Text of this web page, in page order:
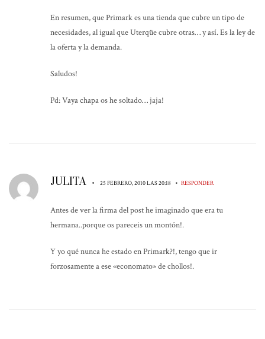
En resumen, que Primark es una tienda que cubre un tipo de
necesidades, al igual que Uterqüe cubre otras… y así. Es la ley de
la oferta y la demanda.
Saludos!
Pd: Vaya chapa os he soltado… jaja!
JULITA • 25 FEBRERO, 2010 LAS 20:18 • RESPONDER
Antes de ver la firma del post he imaginado que era tu
hermana..porque os pareceis un montón!.
Y yo qué nunca he estado en Primark?!, tengo que ir
forzosamente a ese «economato» de chollos!.